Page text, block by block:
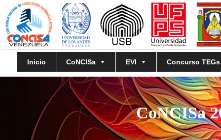
Inicio CoNCISa EVI Concurso TEGs
CoNCISa